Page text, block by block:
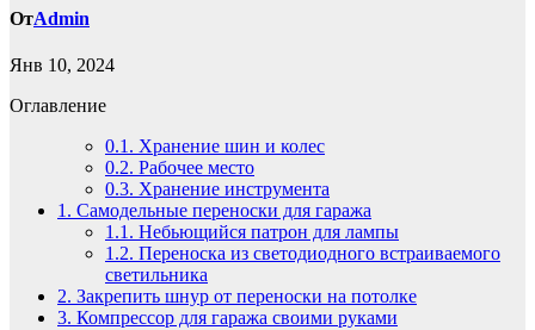
ОтAdmin
Янв 10, 2024
Оглавление
0.1. Хранение шин и колес
0.2. Рабочее место
0.3. Хранение инструмента
1. Cамодельные переноски для гаража
1.1. Небьющийся патрон для лампы
1.2. Переноска из светодиодного встраиваемого
светильника
2. Закрепить шнур от переноски на потолке
3. Компрессор для гаража своими руками